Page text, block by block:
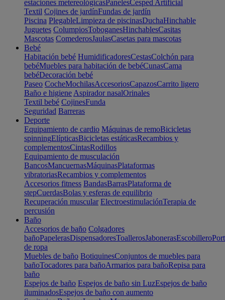
estaciones metereológicasPanelesCesped Artificial
Textil Cojines de jardínFundas de jardín
Piscina PlegableLimpieza de piscinasDuchaHinchable
Juguetes ColumpiosToboganesHinchablesCasitas
Mascotas ComederosJaulasCasetas para mascotas
Bebé
Habitación bebé HumidificadoresCestasColchón para
bebéMuebles para habitación de bebéCunasCama
bebéDecoración bebé
Paseo CocheMochilasAccesoriosCapazosCarrito ligero
Baño e higiene Aspirador nasalOrinales
Textil bebé CojinesFunda
Seguridad Barreras
Deporte
Equipamiento de cardio Máquinas de remoBicicletas
spinningElípticasBicicletas estáticasRecambios y
complementosCintasRodillos
Equipamiento de musculación
BancosMancuernasMáquinasPlataformas
vibratoriasRecambios y complementos
Accesorios fitness BandasBarrasPlataforma de
stepCuerdasBolas y esferas de equilibrio
Recuperación muscular ElectroestimulaciónTerapia de
percusión
Baño
Accesorios de baño Colgadores
bañoPapelerasDispensadoresToallerosJabonerasEscobillero
de ropa
Muebles de baño BotiquinesConjuntos de muebles para
bañoTocadores para bañoArmarios para bañoRepisa para
baño
Espejos de baño Espejos de baño sin LuzEspejos de baño
iluminadosEspejos de baño con aumento